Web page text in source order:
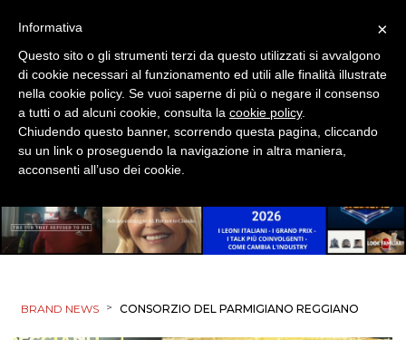
BRAND NEWS > CONSORZIO DEL PARMIGIANO REGGIANO
×
Informativa
Questo sito o gli strumenti terzi da questo utilizzati si avvalgono
di cookie necessari al funzionamento ed utili alle finalità illustrate
nella cookie policy. Se vuoi saperne di più o negare il consenso
a tutti o ad alcuni cookie, consulta la cookie policy.
Chiudendo questo banner, scorrendo questa pagina, cliccando
su un link o proseguendo la navigazione in altra maniera,
acconsenti all’uso dei cookie.